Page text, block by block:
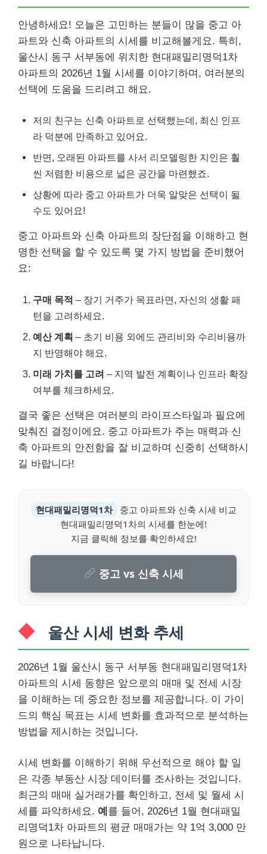
안녕하세요! 오늘은 고민하는 분들이 많을 중고 아
파트와 신축 아파트의 시세를 비교해볼게요. 특히,
울산시 동구 서부동에 위치한 현대패밀리명덕1차
아파트의 2026년 1월 시세를 이야기하며, 여러분의
선택에 도움을 드리려고 해요.
저의 친구는 신축 아파트로 선택했는데, 최신 인프
라 덕분에 만족하고 있어요.
반면, 오래된 아파트를 사서 리모델링한 지인은 훨
씬 저렴한 비용으로 넓은 공간을 마련했죠.
상황에 따라 중고 아파트가 더욱 알맞은 선택이 될
수도 있어요!
중고 아파트와 신축 아파트의 장단점을 이해하고 현
명한 선택을 할 수 있도록 몇 가지 방법을 준비했어
요:
구매 목적 – 장기 거주가 목표라면, 자신의 생활 패
턴을 고려하세요.
예산 계획 – 초기 비용 외에도 관리비와 수리비용까
지 반영해야 해요.
미래 가치를 고려 – 지역 발전 계획이나 인프라 확장
여부를 체크하세요.
결국 좋은 선택은 여러분의 라이프스타일과 필요에
맞춰진 결정이에요. 중고 아파트가 주는 매력과 신
축 아파트의 안전함을 잘 비교하며 신중히 선택하시
길 바랍니다!
현대패밀리명덕1차
중고 아파트와 신축 시세 비교
현대패밀리명덕1차의 시세를 한눈에!
지금 클릭해 정보를 확인하세요!
중고 vs 신축 시세
울산 시세 변화 추세
2026년 1월 울산시 동구 서부동 현대패밀리명덕1차
아파트의 시세 동향은 앞으로의 매매 및 전세 시장
을 이해하는 데 중요한 정보를 제공합니다. 이 가이
드의 핵심 목표는 시세 변화를 효과적으로 분석하는
방법을 제시하는 것입니다.
시세 변화를 이해하기 위해 우선적으로 해야 할 일
은 각종 부동산 시장 데이터를 조사하는 것입니다.
최근의 매매 실거래가를 확인하고, 전세 및 월세 시
세를 파악하세요. 예 를 들어, 2026년 1월 현대패밀
리명덕1차 아파트의 평균 매매가는 약 1억 3,000 만
원으로 나타납니다.